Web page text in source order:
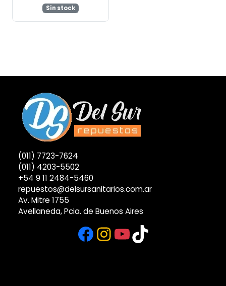
Sin stock
(011) 7723-7624
(011) 4203-5502
+54 9 11 2484-5460
repuestos@delsursanitarios.com.ar
Av. Mitre 1755
Avellaneda, Pcia. de Buenos Aires
Facebook
Instagram
YouTube
TikTok